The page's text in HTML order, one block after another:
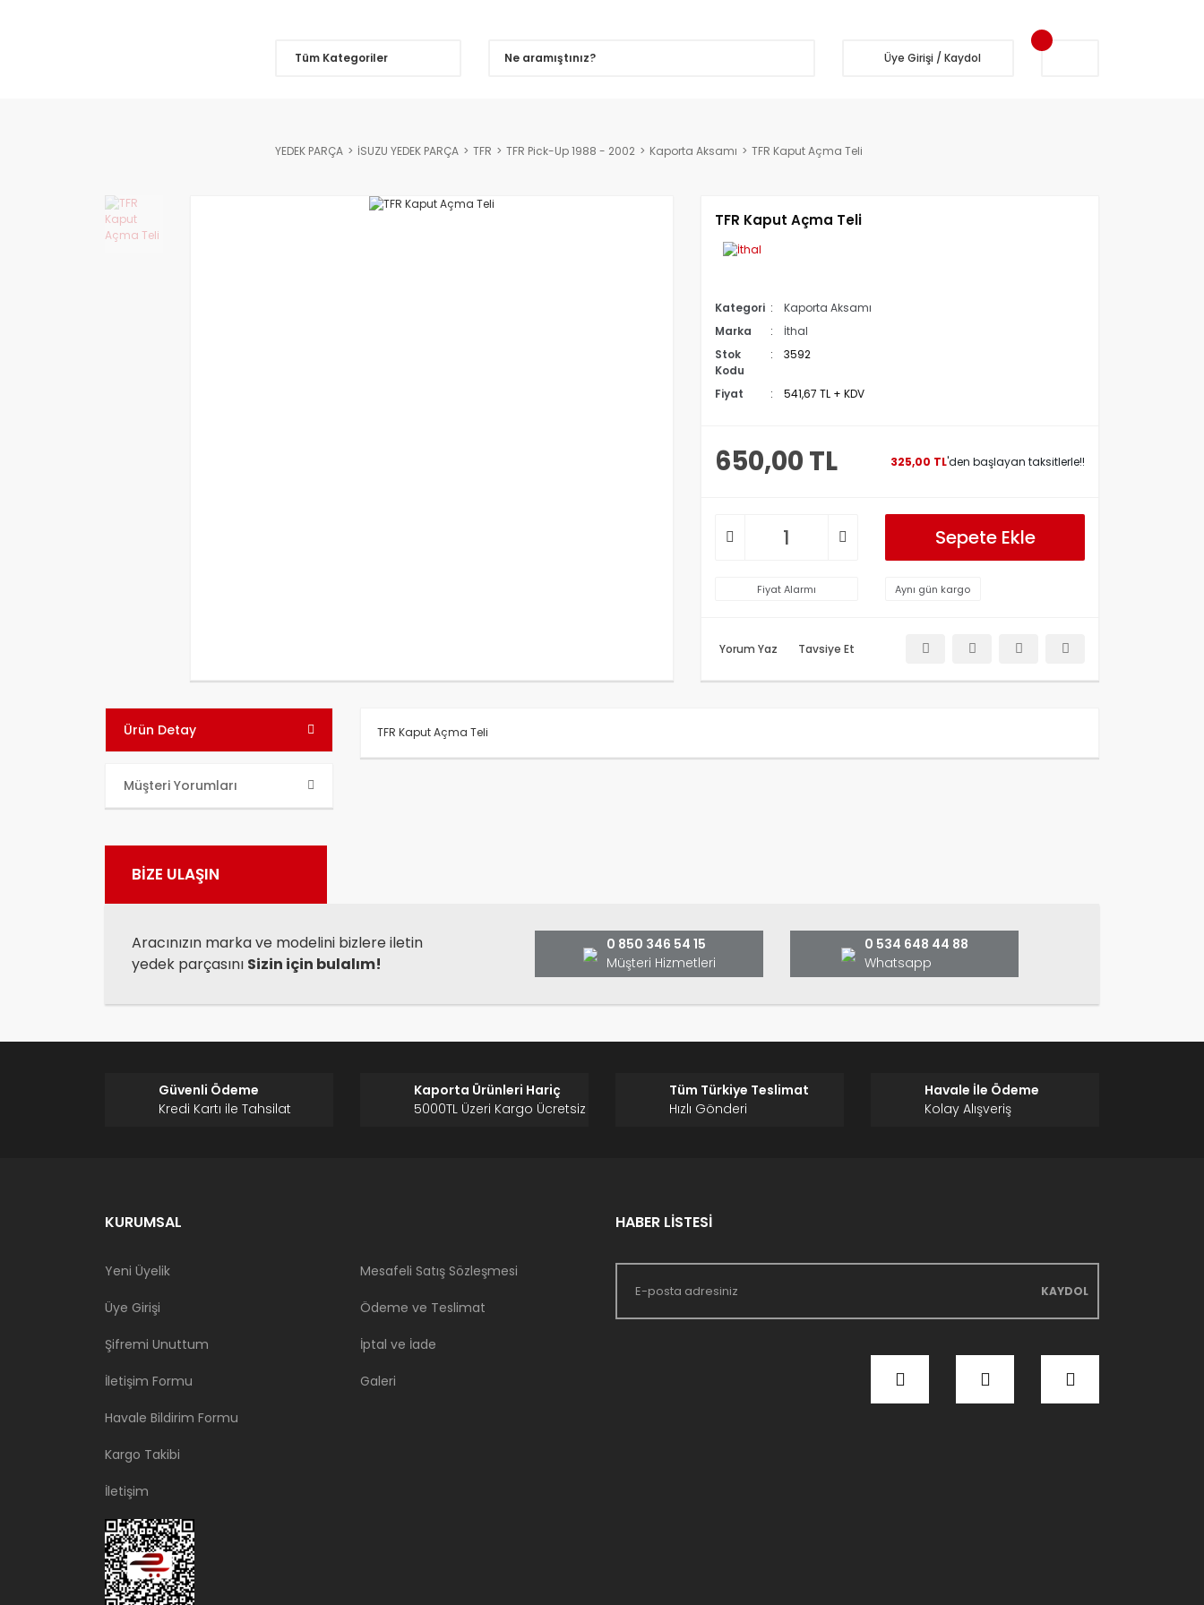
Tüm Kategoriler Üye Girişi / Kaydol
YEDEK PARÇA İSUZU YEDEK PARÇA TFR TFR Pick-Up 1988 - 2002 Kaporta Aksamı TFR Kaput Açma Teli
TFR Kaput Açma Teli
Kategori
Kaporta Aksamı
Marka
İthal
Stok
Kodu
3592
Fiyat 541,67 TL + KDV
650,00 TL 325,00 TL'den başlayan taksitlerle!!
Sepete Ekle
Fiyat Alarmı Aynı gün kargo
Yorum Yaz Tavsiye Et
Ürün Detay
Müşteri Yorumları
TFR Kaput Açma Teli
Ürün fiyatı diğer sitelerden daha pahalı.
Bu ürüne benzer farklı alternatifler olmalı.
BİZE ULAŞIN
Aracınızın marka ve modelini bizlere iletin
yedek parçasını Sizin için bulalım!
0 850 346 54 15
Müşteri Hizmetleri
0 534 648 44 88
Whatsapp
Güvenli Ödeme
Kredi Kartı ile Tahsilat
Kaporta Ürünleri Hariç
5000TL Üzeri Kargo Ücretsiz
Tüm Türkiye Teslimat
Hızlı Gönderi
Havale İle Ödeme
Kolay Alışveriş
KURUMSAL
Yeni Üyelik
Üye Girişi
Şifremi Unuttum
İletişim Formu
Havale Bildirim Formu
Kargo Takibi
İletişim
Mesafeli Satış Sözleşmesi
Ödeme ve Teslimat
İptal ve İade
Galeri
HABER LİSTESİ
KAYDOL